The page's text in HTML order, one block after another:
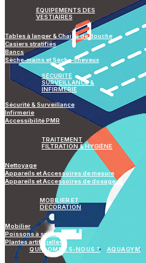
ÉQUIPEMENTS DES
VESTIAIRES
Tables à langer & Chaise de douche
Casiers stratifiés
Bancs
Sèche-mains et Sèche-cheveux
SÉCURITÉ
SURVEILLANCE &
INFIRMERIE
Sécurité & Surveillance
Infirmerie
Accessibilité PMR
TRAITEMENT
FILTRATION & HYGIÈNE
Nettoyage
Appareils et Accessoires de mesure
Appareils et Accessoires de dosage
MOBILIER ET
DECORATION
Mobilier
Poissons à suspendre
Plantes artificielles
QUI SOMMES-NOUS ?
AQUAGYM